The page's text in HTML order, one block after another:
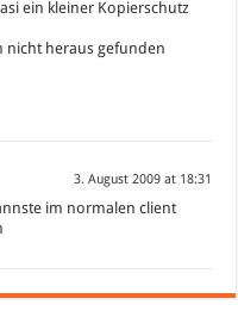
ein kleiner Kopierschutz
nicht heraus gefunden
3. August 2009 at 18:31
im normalen client